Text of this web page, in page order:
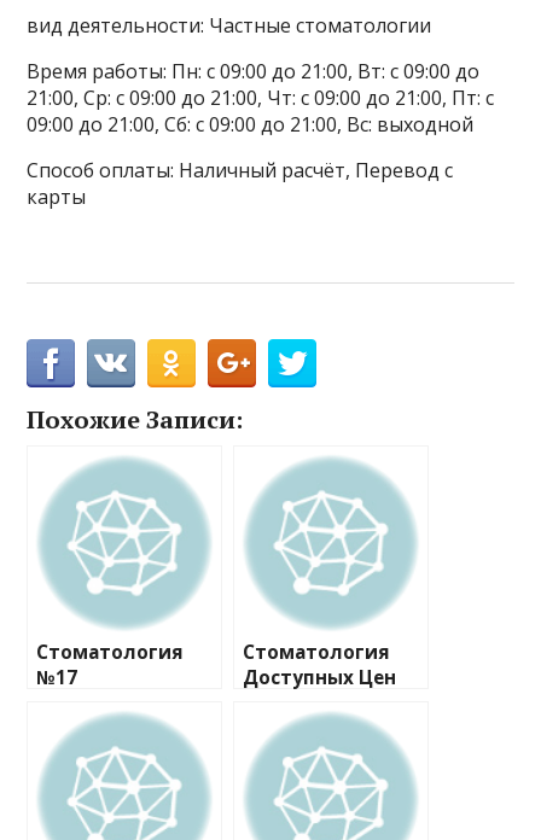
вид деятельности: Частные стоматологии
Время работы: Пн: с 09:00 до 21:00, Вт: с 09:00 до
21:00, Ср: с 09:00 до 21:00, Чт: с 09:00 до 21:00, Пт: с
09:00 до 21:00, Сб: с 09:00 до 21:00, Вс: выходной
Способ оплаты: Наличный расчёт, Перевод с
карты
Похожие Записи:
Стоматология
№17
Стоматология
Доступных Цен